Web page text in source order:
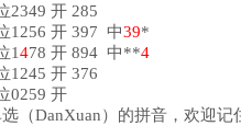
2349 开 285
1256 开 397 中39*
1478 开 894 中**4
1245 开 376
0259 开
（DanXuan）的拼音，欢迎记